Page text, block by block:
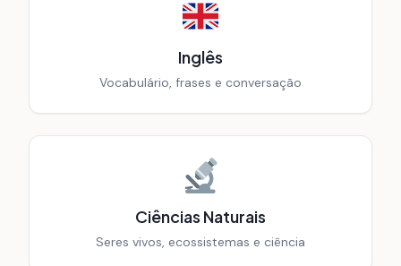
Inglês
Vocabulário, frases e conversação
Ciências Naturais
Seres vivos, ecossistemas e ciência